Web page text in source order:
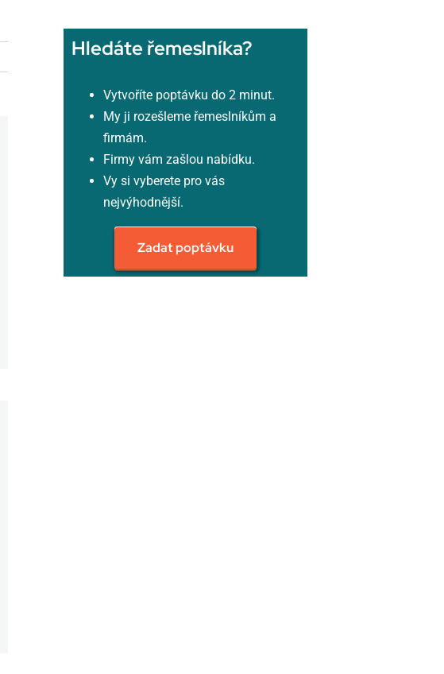
Hledáte řemeslníka?
Vytvoříte poptávku do 2 minut.
My ji rozešleme řemeslníkům a
firmám.
Firmy vám zašlou nabídku.
Vy si vyberete pro vás
nejvýhodnější.
Zadat poptávku